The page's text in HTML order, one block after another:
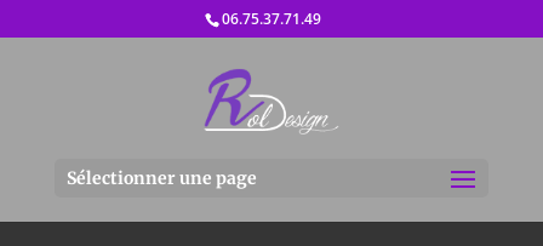
06.75.37.71.49
Sélectionner une page